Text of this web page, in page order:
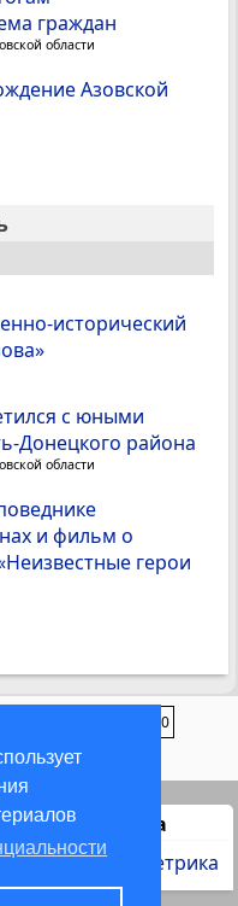
граждан
области
Азовской
исторический
с юными
Донецкого района
области
и фильм о
герои
100
Статистика